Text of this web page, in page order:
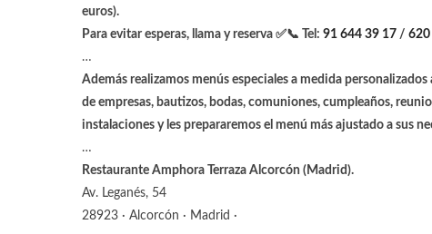
euros).
Para evitar esperas, llama y reserva ✅📞 Tel: 91 644 39 17 / 620
…
Además realizamos menús especiales a medida
de empresas, bautizos, bodas, comuniones, cumpleaños,
instalaciones y les prepararemos el menú más ajustado a sus
…
Restaurante Amphora Terraza Alcorcón (Madrid).
Av. Leganés, 54
28923 · Alcorcón · Madrid ·